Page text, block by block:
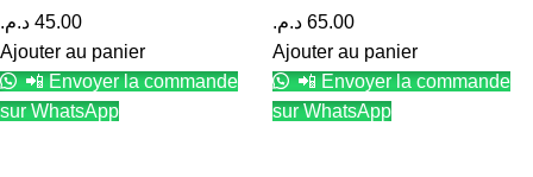
45.00 د.م.
Ajouter au panier
📲 Envoyer la commande
sur WhatsApp
65.00 د.م.
Ajouter au panier
📲 Envoyer la commande
sur WhatsApp